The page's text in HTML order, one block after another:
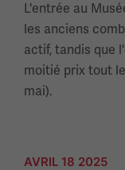
L'entrée au
les anciens
actif, tandis que
moitié prix tout
mai).
AVRIL 18 2025